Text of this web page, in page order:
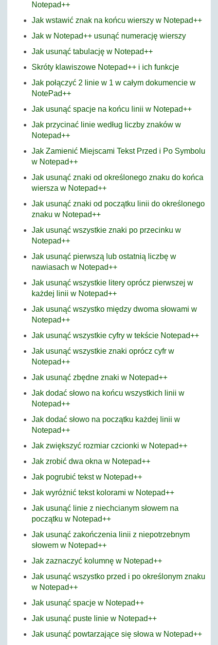
Notepad++
Jak wstawić znak na końcu wierszy w Notepad++
Jak w Notepad++ usunąć numerację wierszy
Jak usunąć tabulację w Notepad++
Skróty klawiszowe Notepad++ i ich funkcje
Jak połączyć 2 linie w 1 w całym dokumencie w
NotePad++
Jak usunąć spacje na końcu linii w Notepad++
Jak przycinać linie według liczby znaków w
Notepad++
Jak Zamienić Miejscami Tekst Przed i Po Symbolu
w Notepad++
Jak usunąć znaki od określonego znaku do końca
wiersza w Notepad++
Jak usunąć znaki od początku linii do określonego
znaku w Notepad++
Jak usunąć wszystkie znaki po przecinku w
Notepad++
Jak usunąć pierwszą lub ostatnią liczbę w
nawiasach w Notepad++
Jak usunąć wszystkie litery oprócz pierwszej w
każdej linii w Notepad++
Jak usunąć wszystko między dwoma słowami w
Notepad++
Jak usunąć wszystkie cyfry w tekście Notepad++
Jak usunąć wszystkie znaki oprócz cyfr w
Notepad++
Jak usunąć zbędne znaki w Notepad++
Jak dodać słowo na końcu wszystkich linii w
Notepad++
Jak dodać słowo na początku każdej linii w
Notepad++
Jak zwiększyć rozmiar czcionki w Notepad++
Jak zrobić dwa okna w Notepad++
Jak pogrubić tekst w Notepad++
Jak wyróżnić tekst kolorami w Notepad++
Jak usunąć linie z niechcianym słowem na
początku w Notepad++
Jak usunąć zakończenia linii z niepotrzebnym
słowem w Notepad++
Jak zaznaczyć kolumnę w Notepad++
Jak usunąć wszystko przed i po określonym znaku
w Notepad++
Jak usunąć spacje w Notepad++
Jak usunąć puste linie w Notepad++
Jak usunąć powtarzające się słowa w Notepad++